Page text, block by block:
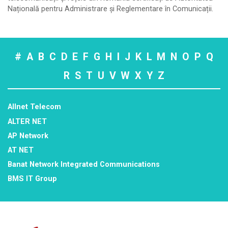
Națională pentru Administrare și Reglementare în Comunicații.
# A B C D E F G H J K L M N O P Q
R S T U V W X Y Z
Allnet Telecom
ALTER NET
AP Network
AT NET
Banat Network Integrated Communications
BMS IT Group